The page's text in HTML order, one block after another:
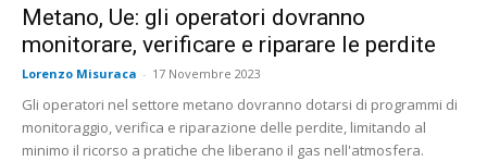
Metano, Ue: gli operatori dovranno
monitorare, verificare e riparare le perdite
Lorenzo Misuraca - 17 Novembre 2023
Gli operatori nel settore metano dovranno dotarsi di programmi di
monitoraggio, verifica e riparazione delle perdite, limitando al
minimo il ricorso a pratiche che liberano il gas nell'atmosfera.